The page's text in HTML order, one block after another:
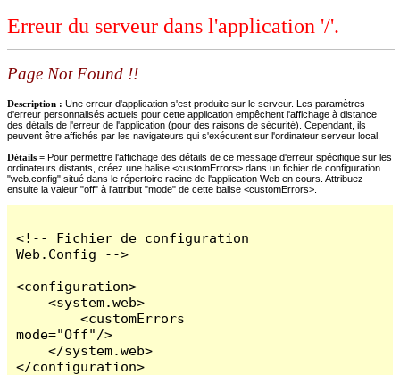
Erreur du serveur dans l'application '/'.
Page Not Found !!
Description : Une erreur d'application s'est produite sur le serveur. Les paramètres
d'erreur personnalisés actuels pour cette application empêchent l'affichage à distance
des détails de l'erreur de l'application (pour des raisons de sécurité). Cependant, ils
peuvent être affichés par les navigateurs qui s'exécutent sur l'ordinateur serveur local.
Détails = Pour permettre l'affichage des détails de ce message d'erreur spécifique sur les
ordinateurs distants, créez une balise <customErrors> dans un fichier de configuration
"web.config" situé dans le répertoire racine de l'application Web en cours. Attribuez
ensuite la valeur "off" à l'attribut "mode" de cette balise <customErrors>.
<!-- Fichier de configuration
Web.Config -->
<configuration>
    <system.web>
        <customErrors
mode="Off"/>
    </system.web>
</configuration>